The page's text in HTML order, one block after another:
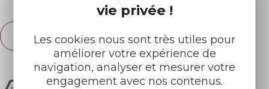
vie privée !
Les cookies nous sont très utiles pour
améliorer votre expérience de
navigation, analyser et mesurer votre
engagement avec nos contenus.
Français
English